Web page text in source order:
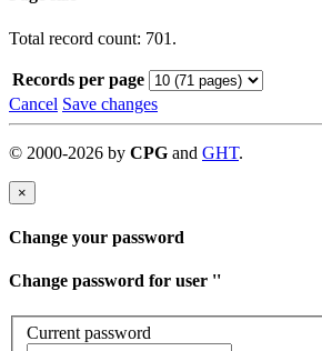
Total record count: 701.
Records per page
Cancel Save changes
© 2000-2026 by CPG and GHT.
×
Change your password
Change password for user ''
Current password